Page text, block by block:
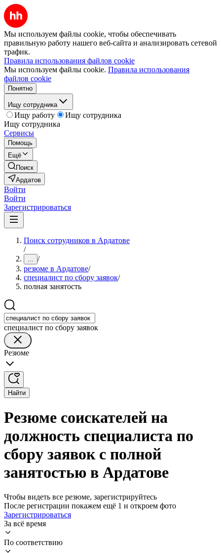
Мы используем файлы cookie, чтобы обеспечивать
правильную работу нашего веб-сайта и анализировать сетевой
трафик.
Правила использования файлов cookie
Мы используем файлы cookie. Правила использования
файлов cookie
Понятно
Ищу сотрудника
Ищу работу
Ищу сотрудника
Ищу сотрудника
Сервисы
Помощь
Ещё
Поиск
Ардатов
Войти
Войти
Зарегистрироваться
Поиск сотрудников в Ардатове
/
... /
резюме в Ардатове/
специалист по сбору заявок/
полная занятость
специалист по сбору заявок
Резюме
Найти
Резюме соискателей на
должность специалиста по
сбору заявок с полной
занятостью в Ардатове
Чтобы видеть все резюме, зарегистрируйтесь
После регистрации покажем ещё 1 и откроем фото
Зарегистрироваться
За всё время
По соответствию